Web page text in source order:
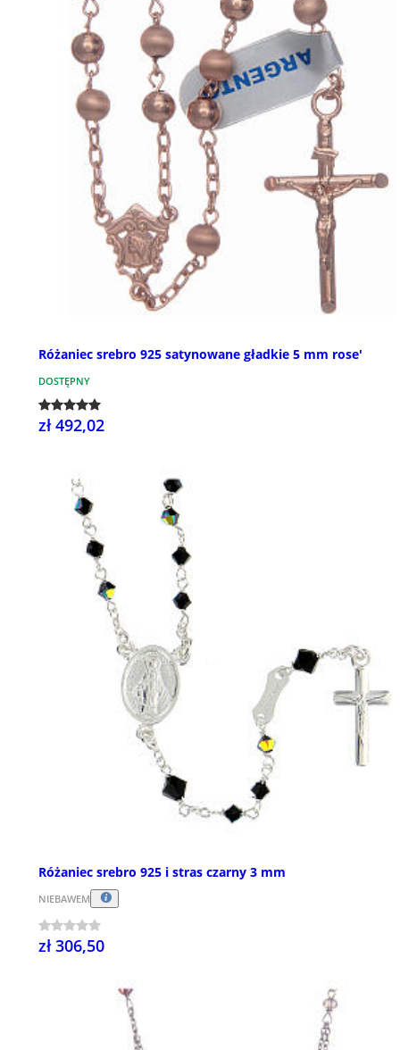
Różaniec srebro 925 satynowane gładkie 5 mm rose'
DOSTĘPNY
zł 492,02
Różaniec srebro 925 i stras czarny 3 mm
NIEBAWEM
zł 306,50